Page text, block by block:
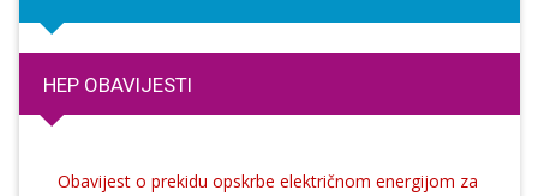
HEP OBAVIJESTI
Obavijest o prekidu opskrbe električnom energijom za